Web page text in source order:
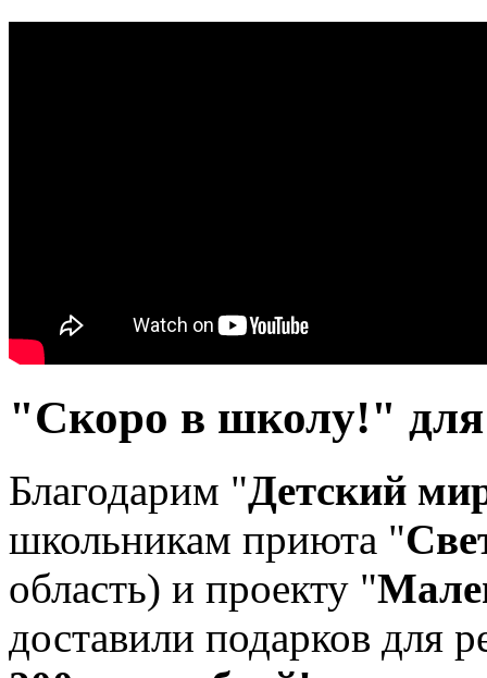
"Скоро в школу!"
Благодарим "Детский
школьникам приюта "
область) и проекту "
доставили подарков для